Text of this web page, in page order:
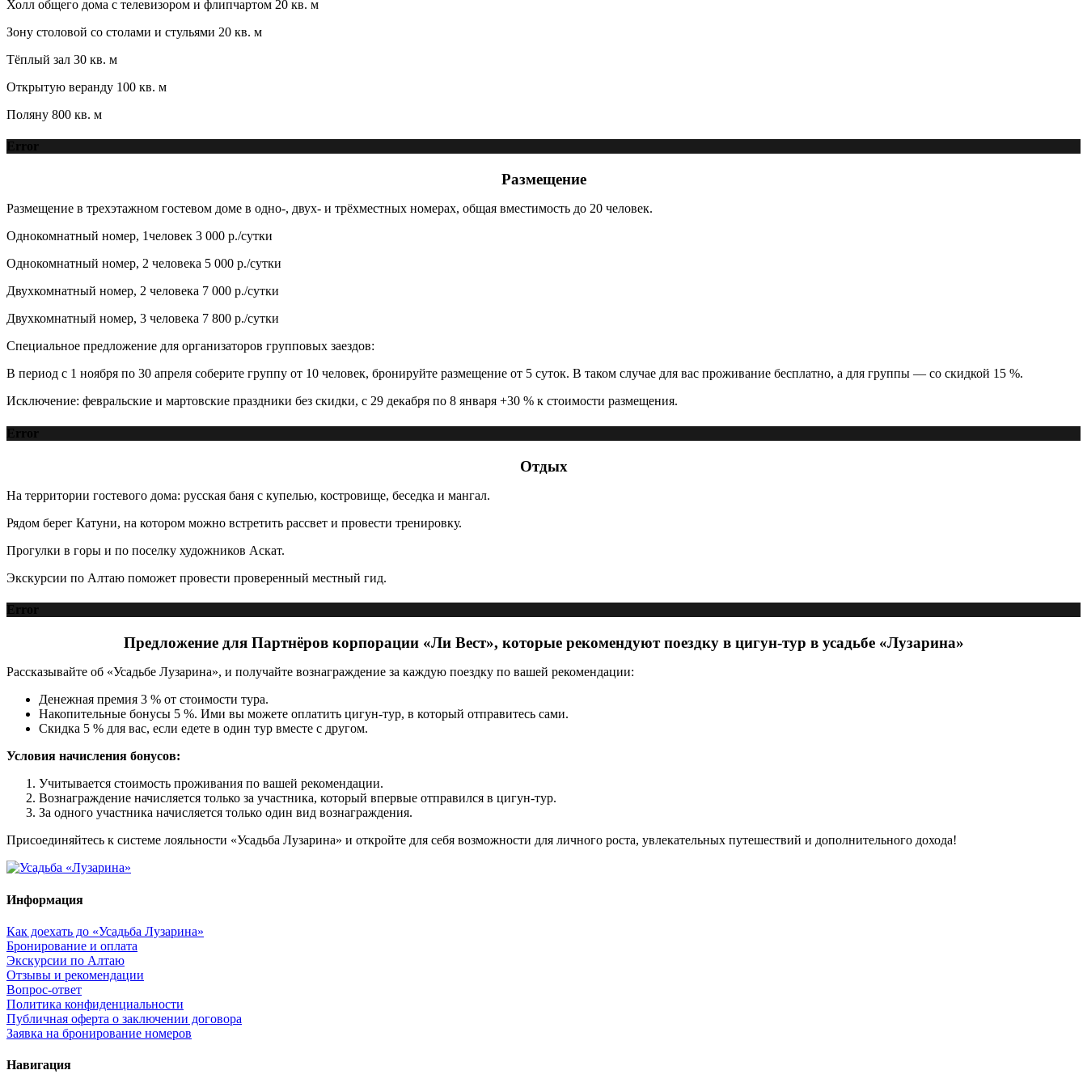
Холл общего дома с телевизором и флипчартом 20 кв. м
Зону столовой со столами и стульями 20 кв. м
Тёплый зал 30 кв. м
Открытую веранду 100 кв. м
Поляну 800 кв. м
Error
Размещение
Размещение в трехэтажном гостевом доме в одно-, двух- и трёхместных номерах, общая вместимость до 20 человек.
Однокомнатный номер, 1человек 3 000 р./сутки
Однокомнатный номер, 2 человека 5 000 р./сутки
Двухкомнатный номер, 2 человека 7 000 р./сутки
Двухкомнатный номер, 3 человека 7 800 р./сутки
Специальное предложение для организаторов групповых заездов:
В период с 1 ноября по 30 апреля соберите группу от 10 человек, бронируйте размещение от 5 суток. В таком случае для вас проживание бесплатно, а для группы — со скидкой 15 %.
Исключение: февральские и мартовские праздники без скидки, с 29 декабря по 8 января +30 % к стоимости размещения.
Error
Отдых
На территории гостевого дома: русская баня с купелью, костровище, беседка и мангал.
Рядом берег Катуни, на котором можно встретить рассвет и провести тренировку.
Прогулки в горы и по поселку художников Аскат.
Экскурсии по Алтаю поможет провести проверенный местный гид.
Error
Предложение для Партнёров корпорации «Ли Вест», которые рекомендуют поездку в цигун-тур в усадьбе «Лузарина»
Рассказывайте об «Усадьбе Лузарина», и получайте вознаграждение за каждую поездку по вашей рекомендации:
Денежная премия 3 % от стоимости тура.
Накопительные бонусы 5 %. Ими вы можете оплатить цигун-тур, в который отправитесь сами.
Скидка 5 % для вас, если едете в один тур вместе с другом.
Условия начисления бонусов:
Учитывается стоимость проживания по вашей рекомендации.
Вознаграждение начисляется только за участника, который впервые отправился в цигун-тур.
За одного участника начисляется только один вид вознаграждения.
Присоединяйтесь к системе лояльности «Усадьба Лузарина» и откройте для себя возможности для личного роста, увлекательных путешествий и дополнительного дохода!
Информация
Как доехать до «Усадьба Лузарина»
Бронирование и оплата
Экскурсии по Алтаю
Отзывы и рекомендации
Вопрос-ответ
Политика конфиденциальности
Публичная оферта о заключении договора
Заявка на бронирование номеров
Навигация